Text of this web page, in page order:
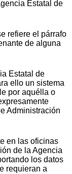
Estatal de
refiere el párrafo
de alguna
Estatal de
ello un sistema
por aquélla o
Administración
en las oficinas
de la Agencia
los datos
requieran a